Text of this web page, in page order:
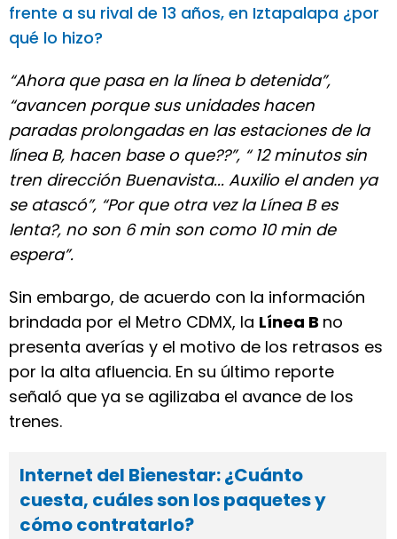
frente a su rival de 13 años, en Iztapalapa ¿por
qué lo hizo?
“Ahora que pasa en la línea b detenida”,
“avancen porque sus unidades hacen
paradas prolongadas en las estaciones de la
línea B, hacen base o que??”, “ 12 minutos sin
tren dirección Buenavista... Auxilio el anden ya
se atascó”, “Por que otra vez la Línea B es
lenta?, no son 6 min son como 10 min de
espera”.
Sin embargo, de acuerdo con la información
brindada por el Metro CDMX, la Línea B no
presenta averías y el motivo de los retrasos es
por la alta afluencia. En su último reporte
señaló que ya se agilizaba el avance de los
trenes.
Internet del Bienestar: ¿Cuánto
cuesta, cuáles son los paquetes y
cómo contratarlo?